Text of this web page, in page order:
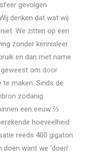
gevolgen
denken dat wat wij
We zitten op een
zonder kennisleer.
en dan met name
geweest om door
maken. Sinds de
zodanig
een eeuw ⅔
hoeveelheid
reeds 400 gigaton
want we ‘doen’